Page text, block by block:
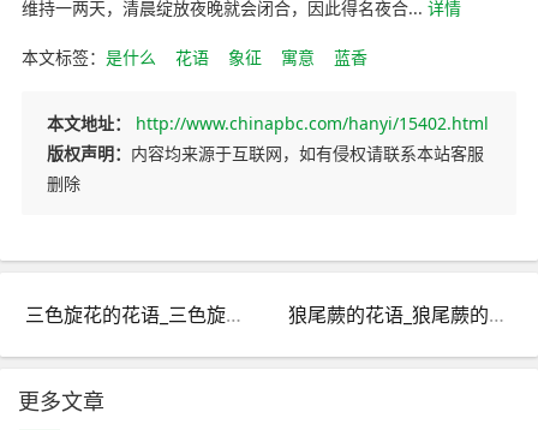
维持一两天，清晨绽放夜晚就会闭合，因此得名夜合... 详情
本文标签： 是什么 花语 象征 寓意 蓝香
本文地址：
http://www.chinapbc.com/hanyi/15402.html
版权声明： 内容均来源于互联网，如有侵权请联系本站客服
删除
三色旋花的花语_三色旋花的寓意和象征是什么？ 狼尾蕨的花语_狼尾蕨的寓意和象征是什么？
更多文章